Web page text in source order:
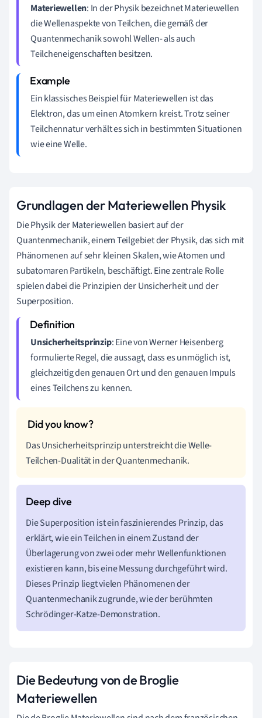
Materiewellen: In der Physik bezeichnet Materiewellen
die Wellenaspekte von Teilchen, die gemäß der
Quantenmechanik sowohl Wellen- als auch
Teilcheneigenschaften besitzen.
Ein klassisches Beispiel für Materiewellen ist das
Elektron, das um einen Atomkern kreist. Trotz seiner
Teilchennatur verhält es sich in bestimmten Situationen
wie eine Welle.
Grundlagen der Materiewellen Physik
Die Physik der Materiewellen basiert auf der
Quantenmechanik, einem Teilgebiet der Physik, das sich mit
Phänomenen auf sehr kleinen Skalen, wie Atomen und
subatomaren Partikeln, beschäftigt. Eine zentrale Rolle
spielen dabei die Prinzipien der Unsicherheit und der
Superposition.
Unsicherheitsprinzip: Eine von Werner Heisenberg
formulierte Regel, die aussagt, dass es unmöglich ist,
gleichzeitig den genauen Ort und den genauen Impuls
eines Teilchens zu kennen.
Das Unsicherheitsprinzip unterstreicht die Welle-
Teilchen-Dualität in der Quantenmechanik.
Die Superposition ist ein faszinierendes Prinzip, das
erklärt, wie ein Teilchen in einem Zustand der
Überlagerung von zwei oder mehr Wellenfunktionen
existieren kann, bis eine Messung durchgeführt wird.
Dieses Prinzip liegt vielen Phänomenen der
Quantenmechanik zugrunde, wie der berühmten
Schrödinger-Katze-Demonstration.
Die Bedeutung von de Broglie
Materiewellen